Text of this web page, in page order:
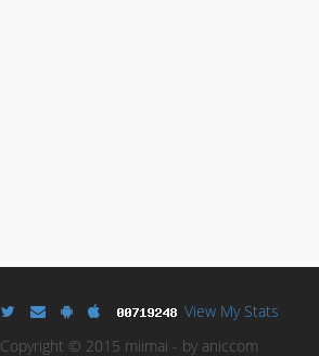
View My Stats
Copyright © 2015 miimai - by aniccom